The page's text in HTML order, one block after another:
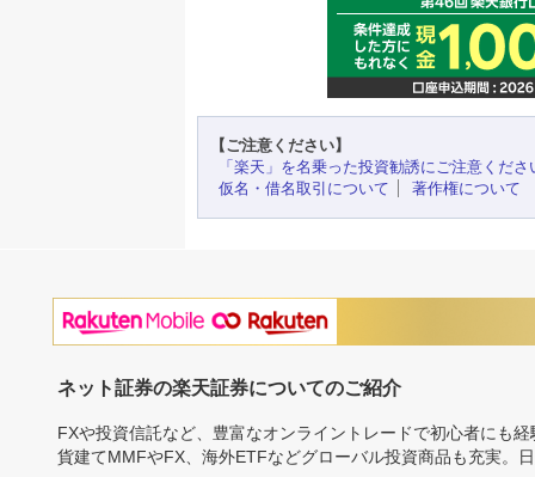
【ご注意ください】
「楽天」を名乗った投資勧誘にご注意くださ
仮名・借名取引について
著作権について
ネット証券の楽天証券についてのご紹介
FXや投資信託など、豊富なオンライントレードで初心者にも
貨建てMMFやFX、海外ETFなどグローバル投資商品も充実。